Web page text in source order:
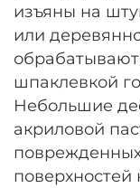
изъяны на
или
шпаклевкой
Небольшие
акриловой